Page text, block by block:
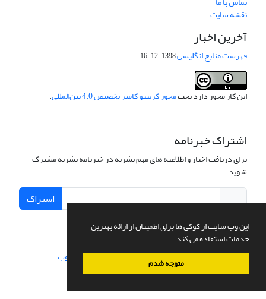
این وب سایت از کوکی ها برای اطمینان از ارائه بهترین
خدمات استفاده می کند.
متوجه شدم
نقشه سایت
آخرین اخبار
فهرست منابع انگلیسی1398-12-16
این کار مجوز دارد تحتمجوز کریتیو کامنز تخصیص 4.0 بین‌المللی .
اشتراک خبرنامه
برای دریافت اخبار و اطلاعیه های مهم نشریه در خبرنامه نشریه مشترک
شوید.
اشتراک
سامانه مدیریت نشریات علمی.طراحی و پیاده سازی از سیناوب